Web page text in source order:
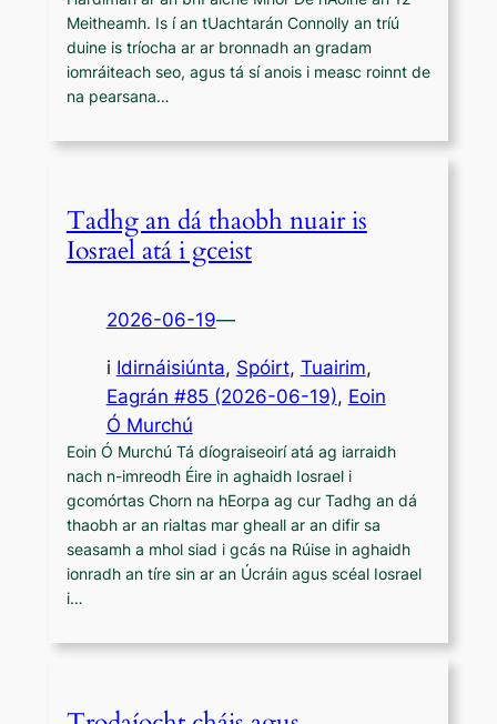
Meitheamh. Is í an tUachtarán Connolly an tríú
duine is tríocha ar ar bronnadh an gradam
iomráiteach seo, agus tá sí anois i measc roinnt de
na pearsana…
Tadhg an dá thaobh nuair is
Iosrael atá i gceist
2026-06-19—
i Idirnáisiúnta, Spóirt, Tuairim,
Eagrán #85 (2026-06-19), Eoin
Ó Murchú
Eoin Ó Murchú Tá díograiseoirí atá ag iarraidh
nach n-imreodh Éire in aghaidh Iosrael i
gcomórtas Chorn na hEorpa ag cur Tadhg an dá
thaobh ar an rialtas mar gheall ar an difir sa
seasamh a mhol siad i gcás na Rúise in aghaidh
ionradh an tíre sin ar an Úcráin agus scéal Iosrael
i…